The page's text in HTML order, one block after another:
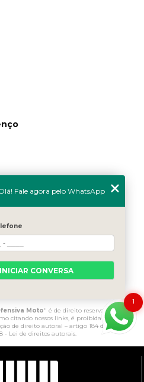
Moto" é de direito reservado. Sua
citando nossos links, é proibida sem a
de direito autoral – artigo 184 do Código
- Lei de direitos autorais.
1
Fale agora pelo WhatsApp
INICIAR CONVERSA